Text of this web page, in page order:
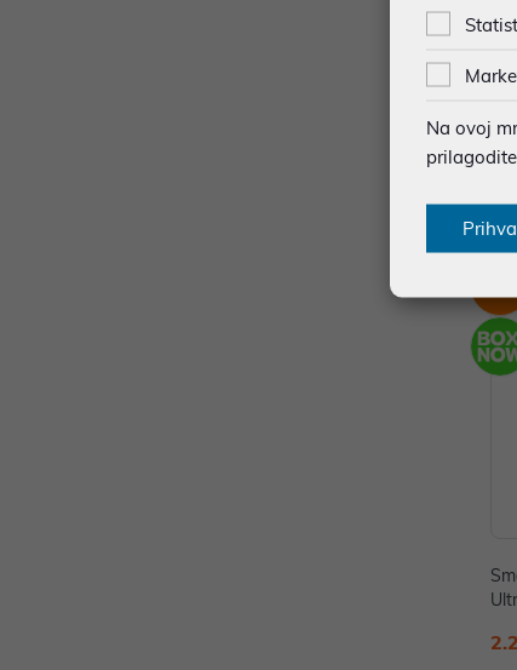
Na ovoj